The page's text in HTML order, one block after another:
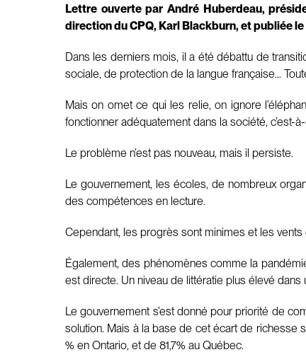
Lettre ouverte par André Huberdeau,
direction du CPQ, Karl Blackburn, et publiée
Dans les derniers mois, il a été débattu de
sociale, de protection de la langue française…
Mais on omet ce qui les relie, on ignore
fonctionner adéquatement dans la société,
Le problème n’est pas nouveau, mais il persiste.
Le gouvernement, les écoles, de nombreux
des compétences en lecture.
Cependant, les progrès sont minimes et les
Également, des phénomènes comme la
est directe. Un niveau de littératie plus élevé
Le gouvernement s’est donné pour priorité de
solution. Mais à la base de cet écart de richesse
% en Ontario, et de 81,7% au Québec.